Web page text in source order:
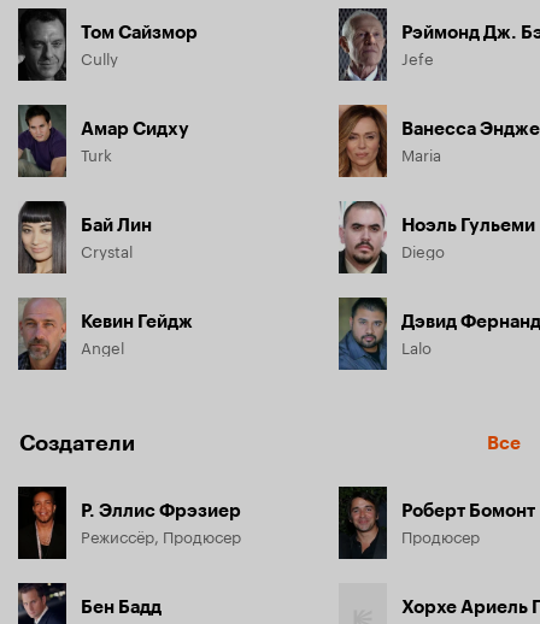
Том Сайзмор
Cully
Амар Сидху
Turk
Бай Лин
Crystal
Кевин Гейдж
Angel
Рэймонд Дж.
Jefe
Ванесса
Maria
Ноэль Гульеми
Diego
Дэвид
Lalo
Создатели Все
Р. Эллис Фрэзиер
Режиссёр, Продюсер
Бен Бадд
Роберт Бомонт
Продюсер
Хорхе Ариель